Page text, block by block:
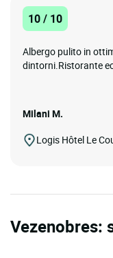
10 / 10
Albergo pulito in
dintorni.Ristorante
Milani M.
Logis Hôtel Le
Vezenobres: